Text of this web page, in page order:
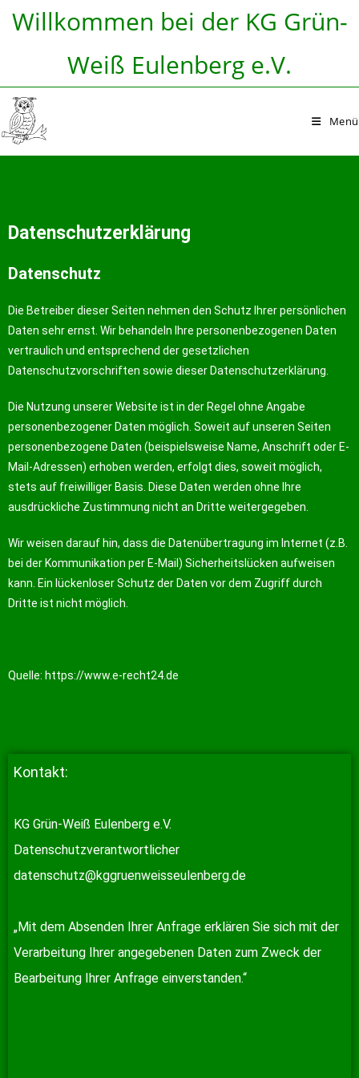
Willkommen bei der KG Grün-
Weiß Eulenberg e.V.
Menü
Datenschutzerklärung
Datenschutz
Die Betreiber dieser Seiten nehmen den Schutz Ihrer persönlichen
Daten sehr ernst. Wir behandeln Ihre personenbezogenen Daten
vertraulich und entsprechend der gesetzlichen
Datenschutzvorschriften sowie dieser Datenschutzerklärung.
Die Nutzung unserer Website ist in der Regel ohne Angabe
personenbezogener Daten möglich. Soweit auf unseren Seiten
personenbezogene Daten (beispielsweise Name, Anschrift oder E-
Mail-Adressen) erhoben werden, erfolgt dies, soweit möglich,
stets auf freiwilliger Basis. Diese Daten werden ohne Ihre
ausdrückliche Zustimmung nicht an Dritte weitergegeben.
Wir weisen darauf hin, dass die Datenübertragung im Internet (z.B.
bei der Kommunikation per E-Mail) Sicherheitslücken aufweisen
kann. Ein lückenloser Schutz der Daten vor dem Zugriff durch
Dritte ist nicht möglich.
Quelle: https://www.e-recht24.de
Kontakt:
KG Grün-Weiß Eulenberg e.V.
Datenschutzverantwortlicher
datenschutz@kggruenweisseulenberg.de
„Mit dem Absenden Ihrer Anfrage erklären Sie sich mit der
Verarbeitung Ihrer angegebenen Daten zum Zweck der
Bearbeitung Ihrer Anfrage einverstanden.“